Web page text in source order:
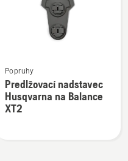
viac
podrobností
Popruhy
Predlžovací nadstavec
Husqvarna na Balance
XT2